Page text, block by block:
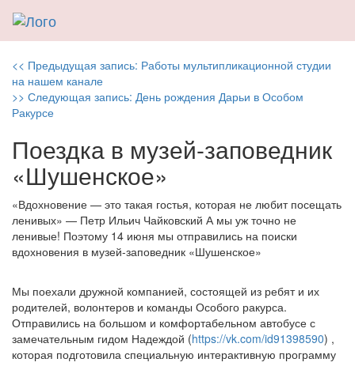
Навигация
по
записям
<< Предыдущая запись: Previous
Работы мультипликационной студии
на нашем канале
>> Следующая запись: Next
День рождения Дарьи в Особом
Ракурсе
Поездка в музей-заповедник
«Шушенское»
«Вдохновение — это такая гостья, которая не любит посещать
ленивых» — Петр Ильич Чайковский А мы уж точно не
ленивые! Поэтому 14 июня мы отправились на поиски
вдохновения в музей-заповедник «Шушенское»
Мы поехали дружной компанией, состоящей из ребят и их
родителей, волонтеров и команды Особого ракурса.
Отправились на большом и комфортабельном автобусе с
замечательным гидом Надеждой (https://vk.com/id91398590) ,
которая подготовила специальную интерактивную программу